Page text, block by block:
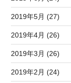
2019年5月 (27)
2019年4月 (26)
2019年3月 (26)
2019年2月 (24)